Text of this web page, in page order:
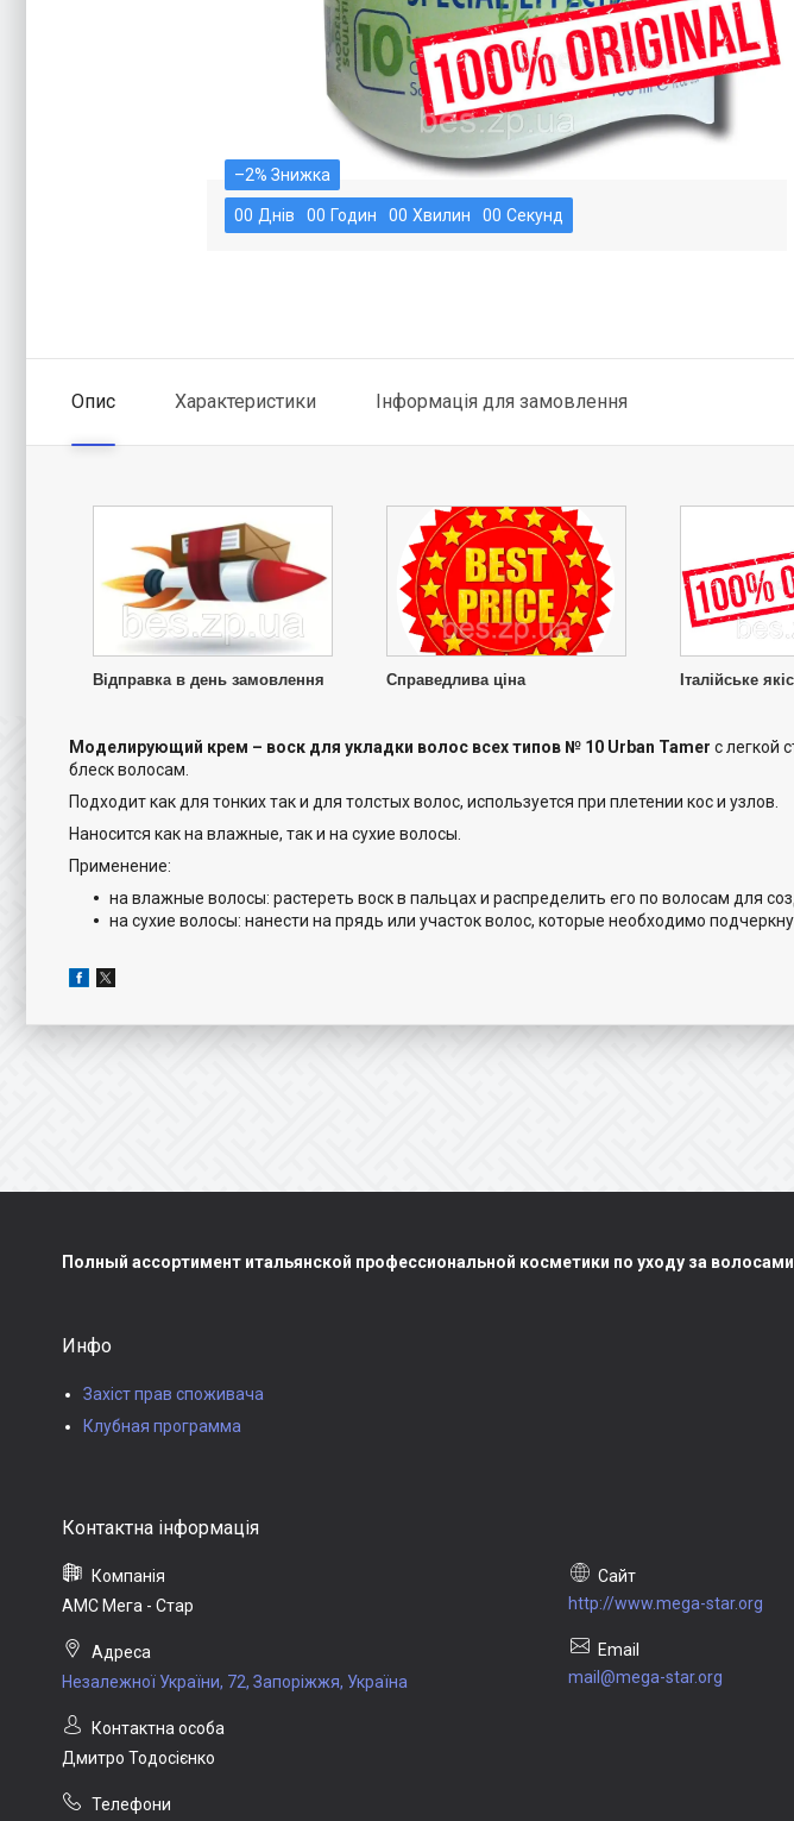
–2%
00 Днів 00 Годин 00 Хвилин 00 Секунд
Опис Характеристики Інформація для замовлення
Відправка в день замовлення Справедлива ціна Італійське
Моделирующий крем – воск для укладки волос всех типов № 10 Urban Tamer с легкой
блеск волосам.
Подходит как для тонких так и для толстых волос, используется при плетении кос и узлов.
Наносится как на влажные, так и на сухие волосы.
Применение:
на влажные волосы: растереть воск в пальцах и распределить его по волосам для
на сухие волосы: нанести на прядь или участок волос, которые необходимо
Полный ассортимент итальянской профессиональной косметики по уходу за
Инфо
Захіст прав споживача
Клубная программа
АМС Мега - Стар
Незалежної України, 72, Запоріжжя, Україна
Дмитро Тодосієнко
http://www.mega-star.org
mail@mega-star.org